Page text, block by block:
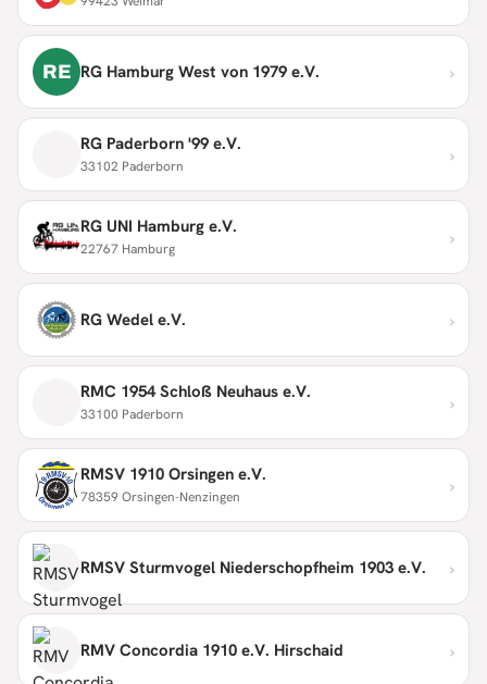
RE RG Hamburg West von 1979 e.V. ›
RG Paderborn '99 e.V.
33102 Paderborn ›
RG UNI Hamburg e.V.
22767 Hamburg ›
RG Wedel e.V. ›
RMC 1954 Schloß Neuhaus e.V.
33100 Paderborn ›
RMSV 1910 Orsingen e.V.
78359 Orsingen-Nenzingen ›
RMSV Sturmvogel Niederschopfheim 1903 e.V. ›
RMV Concordia 1910 e.V. Hirschaid ›